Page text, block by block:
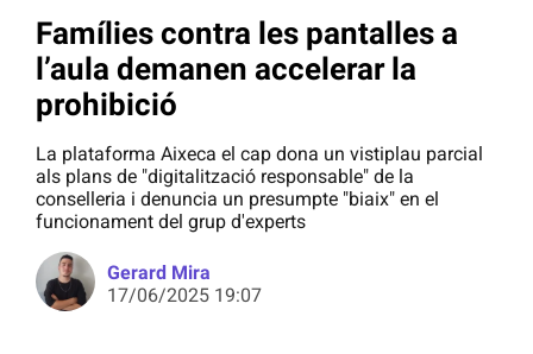
Famílies contra les pantalles a
l’aula demanen accelerar la
prohibició
La plataforma Aixeca el cap dona un vistiplau parcial
als plans de "digitalització responsable" de la
conselleria i denuncia un presumpte "biaix" en el
funcionament del grup d'experts
Gerard Mira
17/06/2025 19:07